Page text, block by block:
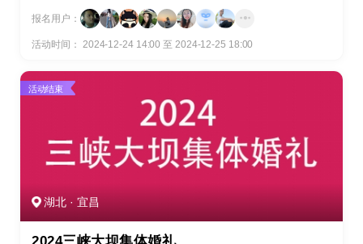
报名用户：
活动时间： 2024-12-24 14:00 至 2024-12-25 18:00
湖北 · 宜昌
活动结束